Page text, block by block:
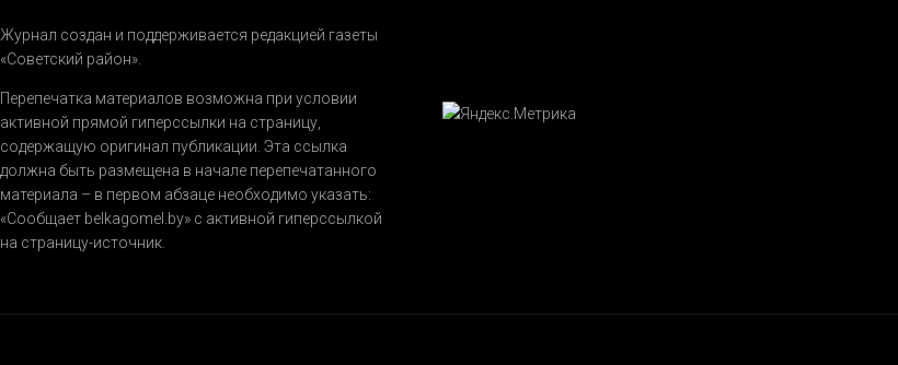
Журнал создан и поддерживается редакцией газеты
«Советский район».
Перепечатка материалов возможна при условии
активной прямой гиперссылки на страницу,
содержащую оригинал публикации. Эта ссылка
должна быть размещена в начале перепечатанного
материала – в первом абзаце необходимо указать:
«Сообщает belkagomel.by»с активной гиперссылкой
на страницу-источник.